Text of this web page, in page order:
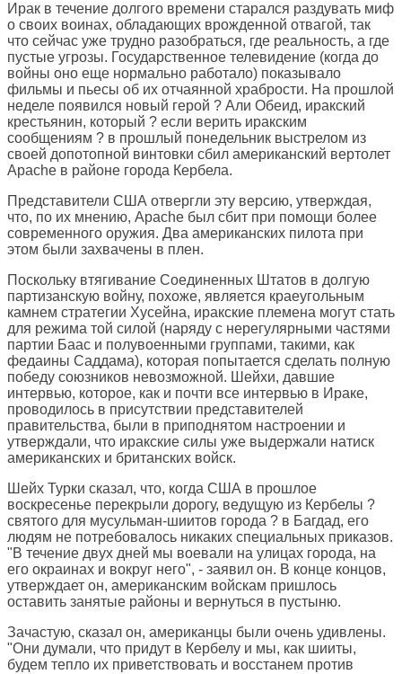
Ирак в течение долгого времени старался раздувать миф
о своих воинах, обладающих врожденной отвагой, так
что сейчас уже трудно разобраться, где реальность, а где
пустые угрозы. Государственное телевидение (когда до
войны оно еще нормально работало) показывало
фильмы и пьесы об их отчаянной храбрости. На прошлой
неделе появился новый герой ? Али Обеид, иракский
крестьянин, который ? если верить иракским
сообщениям ? в прошлый понедельник выстрелом из
своей допотопной винтовки сбил американский вертолет
Apache в районе города Кербела.
Представители США отвергли эту версию, утверждая,
что, по их мнению, Apache был сбит при помощи более
современного оружия. Два американских пилота при
этом были захвачены в плен.
Поскольку втягивание Соединенных Штатов в долгую
партизанскую войну, похоже, является краеугольным
камнем стратегии Хусейна, иракские племена могут стать
для режима той силой (наряду с нерегулярными частями
партии Баас и полувоенными группами, такими, как
федаины Саддама), которая попытается сделать полную
победу союзников невозможной. Шейхи, давшие
интервью, которое, как и почти все интервью в Ираке,
проводилось в присутствии представителей
правительства, были в приподнятом настроении и
утверждали, что иракские силы уже выдержали натиск
американских и британских войск.
Шейх Турки сказал, что, когда США в прошлое
воскресенье перекрыли дорогу, ведущую из Кербелы ?
святого для мусульман-шиитов города ? в Багдад, его
людям не потребовалось никаких специальных приказов.
"В течение двух дней мы воевали на улицах города, на
его окраинах и вокруг него", - заявил он. В конце концов,
утверждает он, американским войскам пришлось
оставить занятые районы и вернуться в пустыню.
Зачастую, сказал он, американцы были очень удивлены.
"Они думали, что придут в Кербелу и мы, как шииты,
будем тепло их приветствовать и восстанем против